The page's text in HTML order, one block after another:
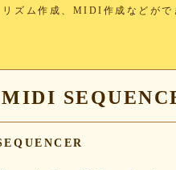
ズム作成、MIDI作成などがで